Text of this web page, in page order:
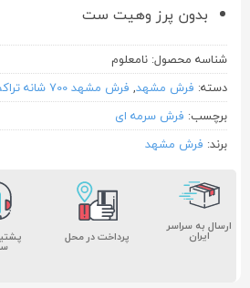
بدون پرز وهیت ست
شناسه محصول: نامعلوم
دسته: فرش مشهد, فرش مشهد 700 شانه تراکم 2550
برچسب: فرش سرمه ای
برند: فرش مشهد
ارسال به سراسر
ایران پرداخت در محل